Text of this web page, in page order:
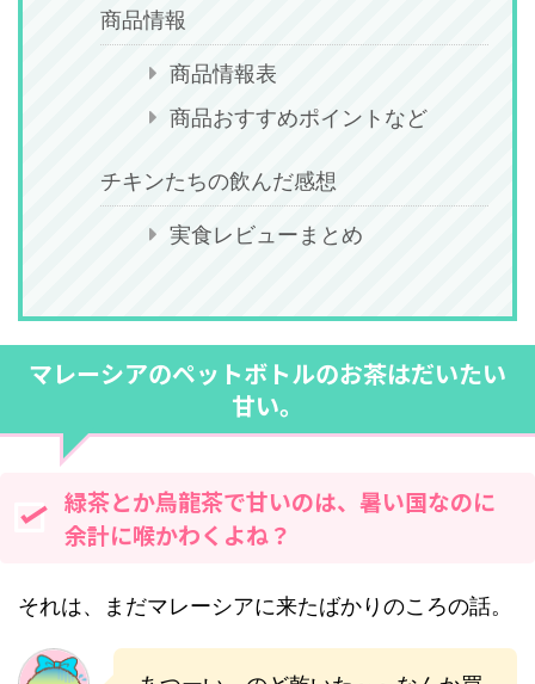
商品情報
商品情報表
商品おすすめポイントなど
チキンたちの飲んだ感想
実食レビューまとめ
マレーシアのペットボトルのお茶はだいたい
甘い。
緑茶とか烏龍茶で甘いのは、暑い国なのに
余計に喉かわくよね？
それは、まだマレーシアに来たばかりのころの話。